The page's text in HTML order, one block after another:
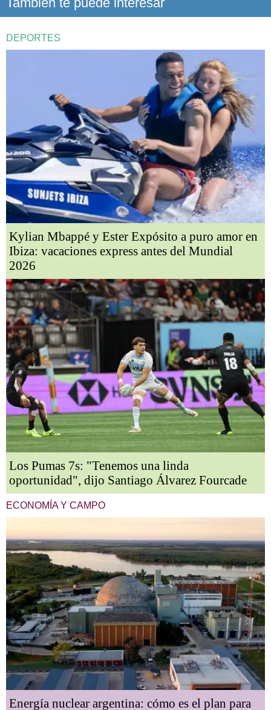
DEPORTES
Kylian Mbappé y Ester Expósito a puro amor en
Ibiza: vacaciones express antes del Mundial
2026
Los Pumas 7s: "Tenemos una linda
oportunidad", dijo Santiago Álvarez Fourcade
ECONOMÍA Y CAMPO
Energía nuclear argentina: cómo es el plan para